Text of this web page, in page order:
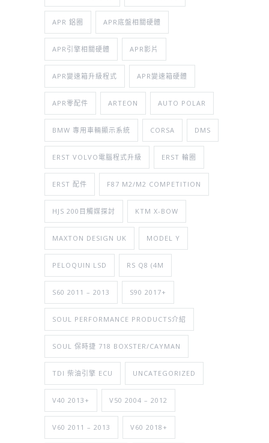
APR 鋁圈 APR底盤相關硬體
APR引擎相關硬體 APR影片
APR變速箱升級程式 APR變速箱硬體
APR零配件 ARTEON AUTO POLAR
BMW 專用車輛顯示系統 CORSA DMS
ERST VOLVO電腦程式升級 ERST 輪圈
ERST 配件 F87 M2/M2 COMPETITION
HJS 200目觸媒探討 KTM X-BOW
MAXTON DESIGN UK MODEL Y
PELOQUIN LSD RS Q8 (4M
S60 2011 – 2013 S90 2017+
SOUL PERFORMANCE PRODUCTS介紹
SOUL 保時捷 718 BOXSTER/CAYMAN
TDI 柴油引擎 ECU UNCATEGORIZED
V40 2013+ V50 2004 – 2012
V60 2011 – 2013 V60 2018+